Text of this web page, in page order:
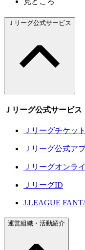
Ｊリーグ公式サービス
Ｊリーグ公式サービス
Ｊリーグチケット
Ｊリーグ公式ア
Ｊリーグオンラ
ＪリーグID
J.LEAGUE
運営組織・活動紹介